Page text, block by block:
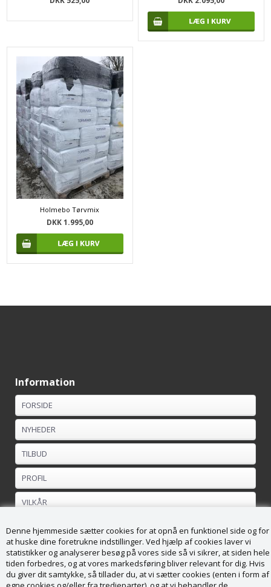
Denne hjemmeside sætter cookies for at opnå en funktionel side og for
at huske dine foretrukne indstillinger. Ved hjælp af cookies laver vi
statistikker og analyserer besøg på vores side så vi sikrer, at siden hele
tiden forbedres, og at vores markedsføring bliver relevant for dig. Hvis
du giver dit samtykke, så tillader du, at vi sætter cookies (enten i form af
Holmebo Tørvmix
DKK 1.995,00
Information
FORSIDE
NYHEDER
TILBUD
PROFIL
VILKÅR
FORTRYDELSESRET
Kundeservice
Køge Brændesalg ApS